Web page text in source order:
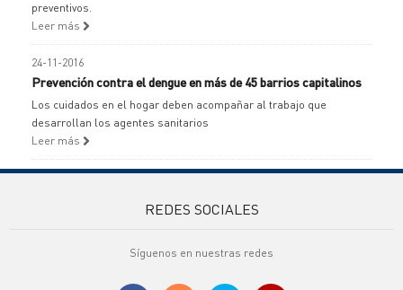
preventivos.
Leer más
24-11-2016
Prevención contra el dengue en más de 45 barrios capitalinos
Los cuidados en el hogar deben acompañar al trabajo que
desarrollan los agentes sanitarios
Leer más
REDES SOCIALES
Síguenos en nuestras redes